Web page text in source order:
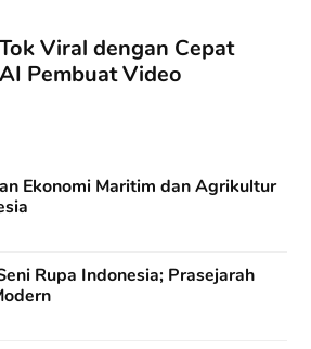
Viral dengan Cepat
Pembuat Video
Ekonomi Maritim dan Agrikultur
Rupa Indonesia; Prasejarah